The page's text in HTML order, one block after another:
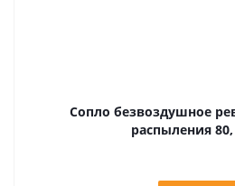
Сопло безвоздушное
распыления